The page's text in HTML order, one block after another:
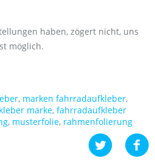
haben, zögert nicht, uns
möglich.
, marken fahrradaufkleber,
marke, fahrradaufkleber
, musterfolie, rahmenfolierung